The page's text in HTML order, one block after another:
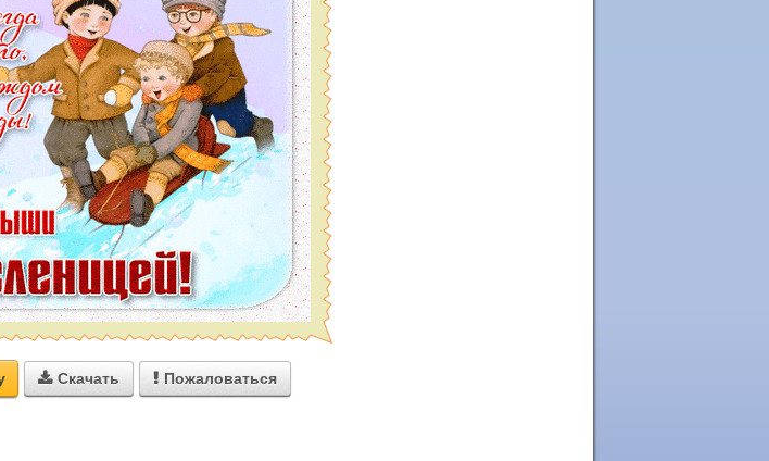
 Скачать  Пожаловаться